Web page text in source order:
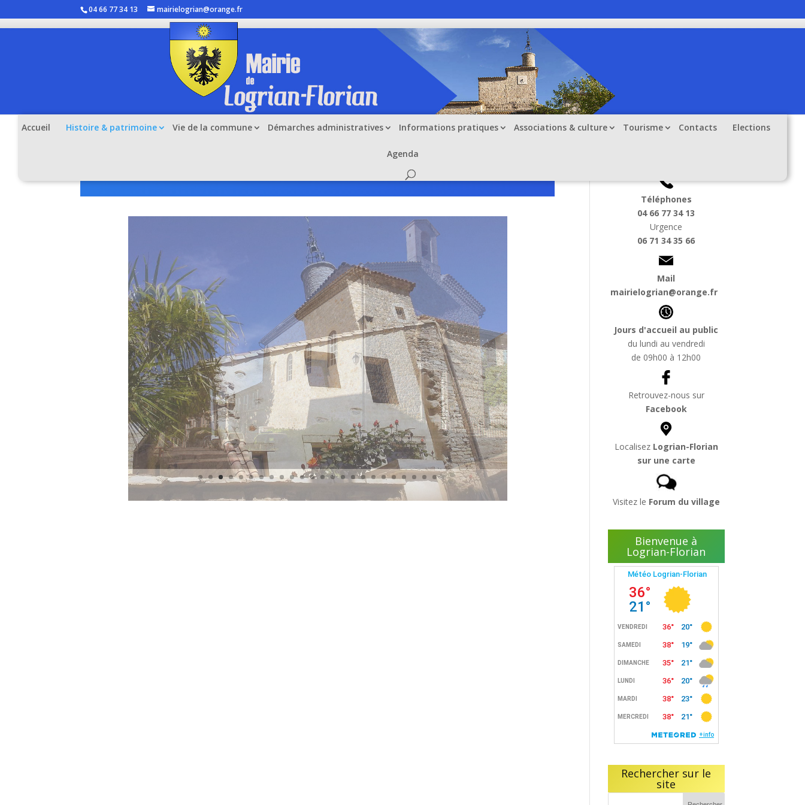
04 66 77 34 13 mairielogrian@orange.fr
Accueil Histoire & patrimoine Vie de la commune Démarches administratives Informations pratiques Associations & culture Tourisme Contacts Elections
Agenda
Quelques photos de Logrian-Florian
Téléphones
04 66 77 34 13
Urgence
06 71 34 35 66
Mail
mairielogrian@orange.fr
Jours d'accueil au public
du lundi au vendredi
de 09h00 à 12h00
Retrouvez-nous sur
Facebook
Localisez Logrian-Florian
sur une carte
Visitez le Forum du village
Bienvenue à
Logrian-Florian
Rechercher sur le
site